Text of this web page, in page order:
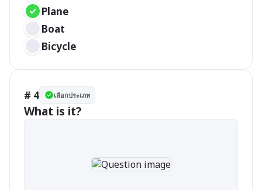
Plane
Boat
Bicycle
# 4 เลือกประเภท
What is it?